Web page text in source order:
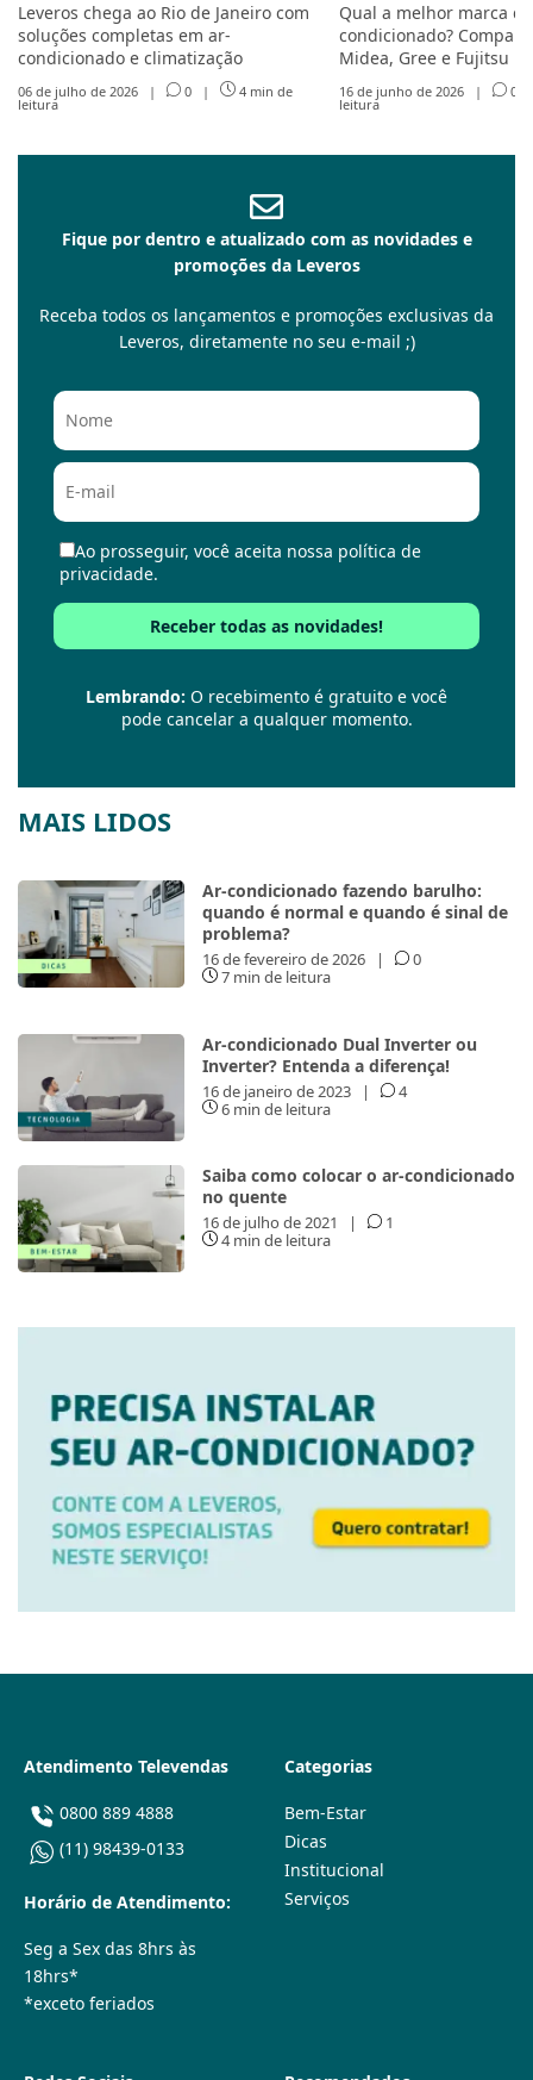
Leveros chega ao Rio de Janeiro com
soluções completas em ar-
condicionado e climatização
06 de julho de 2026 | 0 | 4 min de
leitura
Qual a melhor marca
condicionado?
Midea, Gree e Fujitsu
16 de junho de 2026 | 0
leitura
Fique por dentro e atualizado com as novidades e
promoções da Leveros
Receba todos os lançamentos e promoções exclusivas da
Leveros, diretamente no seu e-mail ;)
Ao prosseguir, você aceita nossa política de
privacidade.
Lembrando: O recebimento é gratuito e você
pode cancelar a qualquer momento.
MAIS LIDOS
Ar-condicionado fazendo barulho:
quando é normal e quando é sinal de
problema?
16 de fevereiro de 2026 |
0
7 min de leitura
Ar-condicionado Dual Inverter ou
Inverter? Entenda a diferença!
16 de janeiro de 2023 |
4
6 min de leitura
Saiba como colocar o ar-condicionado
no quente
16 de julho de 2021 |
1
4 min de leitura
Atendimento Televendas
0800 889 4888
(11) 98439-0133
Horário de Atendimento:
Seg a Sex das 8hrs às
18hrs*
*exceto feriados
Categorias
Bem-Estar
Dicas
Institucional
Serviços